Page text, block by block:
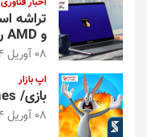
و AMD را شکست داد
08 آوریل 2024
اپ بازار
بازی/ Looney Tunes؛ شهری بزرگ بسازید
08 آوریل 2024